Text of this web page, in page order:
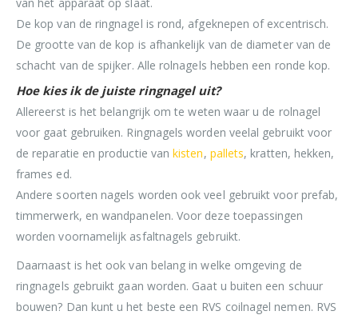
De kop van de ringnagel is rond, afgeknepen of excentrisch.
De grootte van de kop is afhankelijk van de diameter van de
schacht van de spijker. Alle rolnagels hebben een ronde kop.
Hoe kies ik de juiste ringnagel uit?
Allereerst is het belangrijk om te weten waar u de rolnagel
voor gaat gebruiken. Ringnagels worden veelal gebruikt voor
de reparatie en productie vankisten, pallets, kratten, hekken,
frames ed.
Andere soorten nagels worden ook veel gebruikt voor prefab,
timmerwerk, en wandpanelen. Voor deze toepassingen
worden voornamelijk asfaltnagels gebruikt.
Daarnaast is het ook van belang in welke omgeving de
ringnagels gebruikt gaan worden. Gaat u buiten een schuur
bouwen? Dan kunt u het beste een RVS coilnagel nemen. RVS